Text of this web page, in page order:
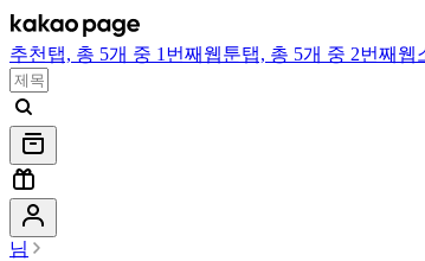
추천 탭, 총 5개 중 1번째 웹툰탭, 총 5개 중 2번째 웹
님